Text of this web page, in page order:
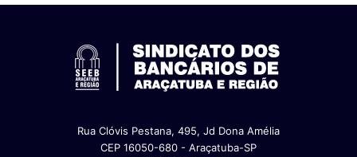
Rua Clóvis Pestana, 495, Jd Dona Amélia
CEP 16050-680 - Araçatuba-SP